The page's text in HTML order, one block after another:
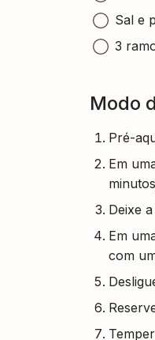
Sal e
3
Modo
Pré-
Em
Deixe
Em
com